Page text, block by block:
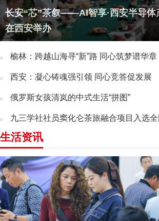
长安“芯”茶叙——AI智享·西安半导体
在西安举办
榆林：跨越山海寻“新”路 同心筑梦谱华章
西安：凝心铸魂强引领 同心竞答促发展
俄罗斯女孩清岚的中式生活“拼图”
九三学社社员窦化仑茶旅融合项目入选
生活资讯